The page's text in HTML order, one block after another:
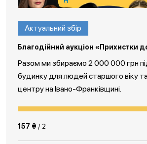
Актуальний збір
Благодійний аукціон «Прихистки
Разом ми збираємо 2 000 000 грн
будинку для людей старшого віку
центру на Івано-Франківщині.
157 ₴ / 2